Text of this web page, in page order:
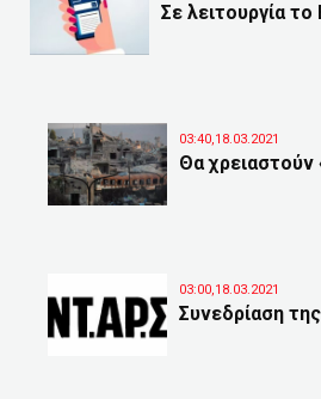
Σε λειτουργία
03:40,18.03.2021
Θα χρειαστούν
03:00,18.03.2021
Συνεδρίαση